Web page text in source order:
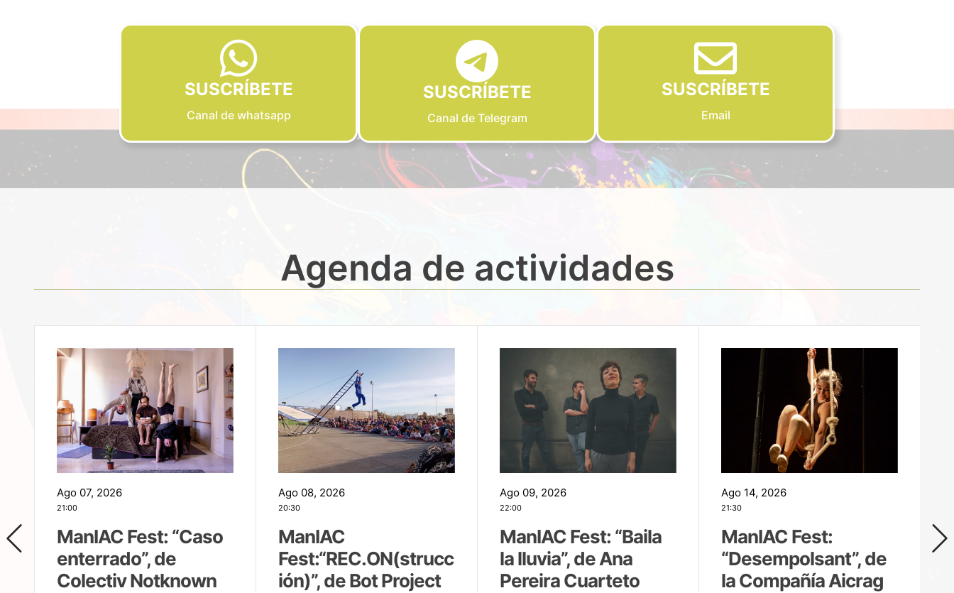
SUSCRÍBETE
Canal de whatsapp
SUSCRÍBETE
Canal de Telegram
SUSCRÍBETE
Email
Agenda de actividades
Ago 07, 2026
21:00
ManIAC Fest: “Caso
enterrado”, de
Colectiv Notknown
Ago 08, 2026
20:30
ManIAC
Fest:“REC.ON(strucc
ión)”, de Bot Project
Ago 09, 2026
22:00
ManIAC Fest: “Baila
la lluvia”, de Ana
Pereira Cuarteto
Ago 14, 2026
21:30
ManIAC Fest:
“Desempolsant”, de
la Compañía Aicrag